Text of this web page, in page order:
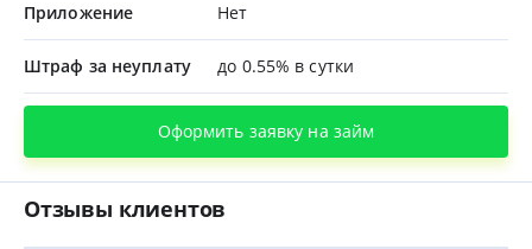
Приложение Нет
Штраф за неуплату до 0.55% в сутки
Оформить заявку на займ
Отзывы клиентов